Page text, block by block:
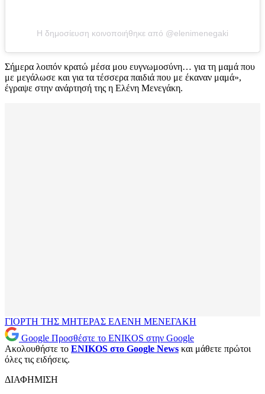
Η δημοσίευση κοινοποιήθηκε από @elenimenegaki
Σήμερα λοιπόν κρατώ μέσα μου ευγνωμοσύνη… για τη μαμά που
με μεγάλωσε και για τα τέσσερα παιδιά που με έκαναν μαμά»,
έγραψε στην ανάρτησή της η Ελένη Μενεγάκη.
ΓΙΟΡΤΗ ΤΗΣ ΜΗΤΕΡΑΣ ΕΛΕΝΗ ΜΕΝΕΓΑΚΗ
Google Προσθέστε το ENIKOS στην Google
Ακολουθήστε το ENIKOS στο Google News και μάθετε πρώτοι
όλες τις ειδήσεις.
ΔΙΑΦΗΜΙΣΗ